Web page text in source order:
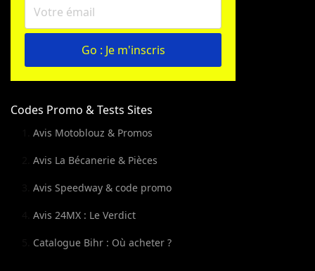
Go : Je m'inscris
Codes Promo & Tests Sites
Avis Motoblouz & Promos
Avis La Bécanerie & Pièces
Avis Speedway & code promo
Avis 24MX : Le Verdict
Catalogue Bihr : Où acheter ?